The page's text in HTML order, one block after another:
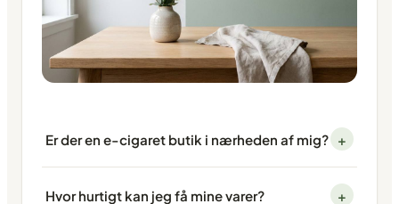
Er der en e-cigaret butik i nærheden af mig? +
Hvor hurtigt kan jeg få mine varer? +